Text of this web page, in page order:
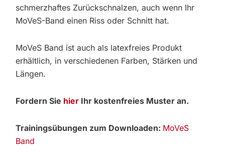
schmerzhaftes Zurückschnalzen, auch wenn Ihr
MoVeS-Band einen Riss oder Schnitt hat.
MoVeS Band ist auch als latexfreies Produkt
erhältlich, in verschiedenen Farben, Stärken und
Längen.
Fordern Sie hier Ihr kostenfreies Muster an.
Trainingsübungen zum Downloaden: MoVeS
Band